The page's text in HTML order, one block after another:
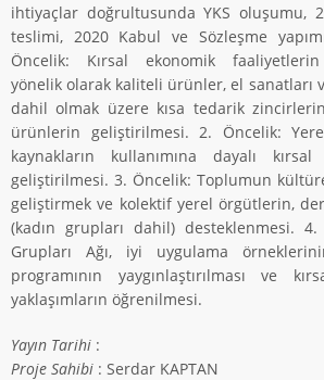
ihtiyaçlar doğrultusunda YKS oluşumu,
teslimi, 2020 Kabul ve Sözleşme
Öncelik: Kırsal ekonomik
yönelik olarak kaliteli ürünler, el sanatları
dahil olmak üzere kısa tedarik
ürünlerin geliştirilmesi. 2. Öncelik:
kaynakların kullanımına dayalı
geliştirilmesi. 3. Öncelik: Toplumun
geliştirmek ve kolektif yerel örgütlerin,
(kadın grupları dahil) desteklenmesi. 4.
Grupları Ağı, iyi uygulama
programının yaygınlaştırılması ve
yaklaşımların öğrenilmesi.
Yayın Tarihi :
Proje Sahibi : Serdar KAPTAN